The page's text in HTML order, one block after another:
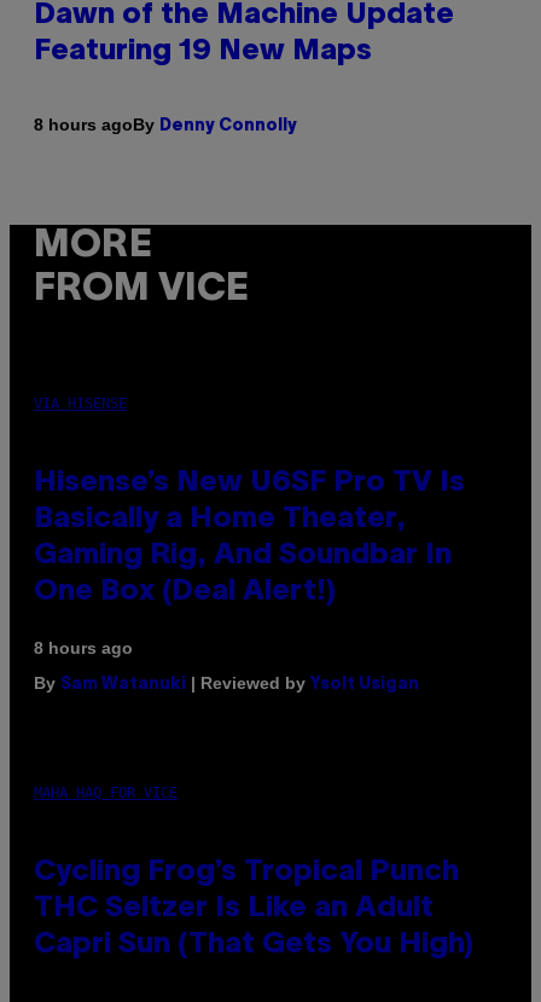
Dawn of the Machine Update
Featuring 19 New Maps
8 hours agoBy Denny Connolly
MORE
FROM VICE
VIA HISENSE
Hisense’s New U6SF Pro TV Is
Basically a Home Theater,
Gaming Rig, And Soundbar In
One Box (Deal Alert!)
8 hours ago
By Sam Watanuki | Reviewed by Ysolt Usigan
MAHA HAQ FOR VICE
Cycling Frog’s Tropical Punch
THC Seltzer Is Like an Adult
Capri Sun (That Gets You High)